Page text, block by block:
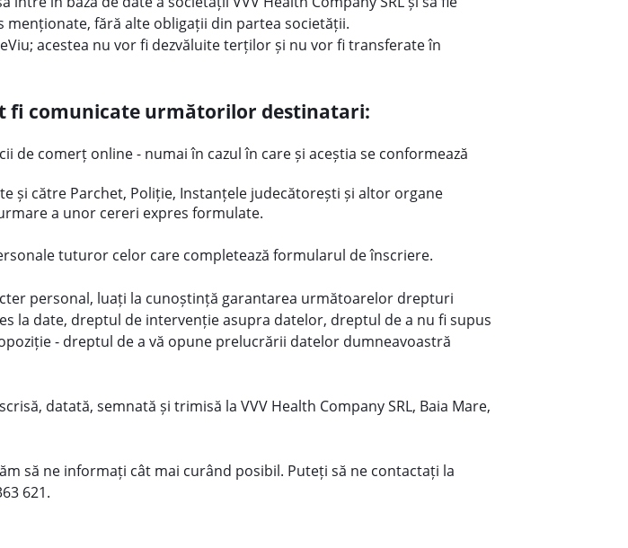
fără alte obligații din partea societății.
acestea nu vor fi dezvăluite terților și nu vor fi transferate în
fi comunicate următorilor destinatari:
comerț online - numai în cazul în care și aceștia se conformează
și către Parchet, Poliție, Instanțele judecătorești și altor organe
a unor cereri expres formulate.
tuturor celor care completează formularul de înscriere.
personal, luați la cunoștință garantarea următoarelor drepturi
la date, dreptul de intervenție asupra datelor, dreptul de a nu fi supus
- dreptul de a vă opune prelucrării datelor dumneavoastră
datată, semnată și trimisă la VVV Health Company SRL, Baia Mare,
să ne informați cât mai curând posibil. Puteți să ne contactați la
621.